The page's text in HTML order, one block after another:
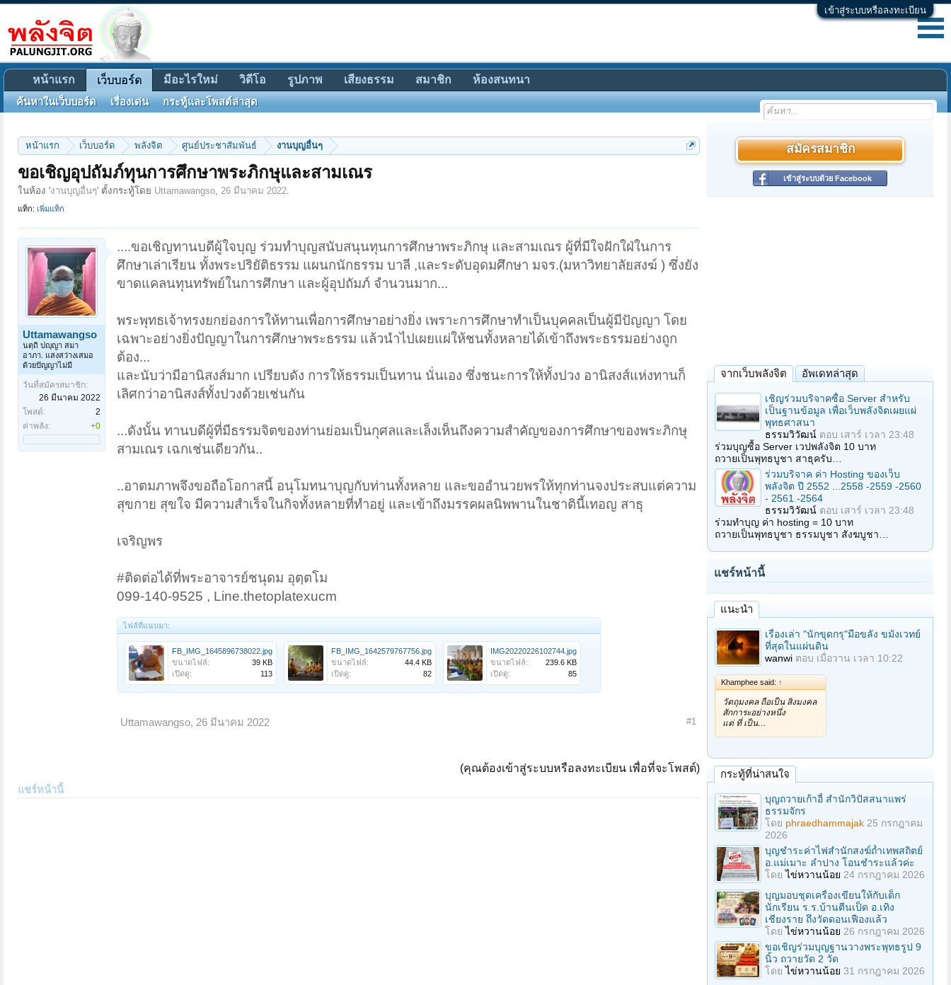
เข้าสู่ระบบหรือลงทะเบียน
หน้าแรก เว็บบอร์ด พลังจิต ศูนย์ประชาสัมพันธ์ งานบุญอื่นๆ
ขอเชิญอุปถัมภ์ทุนการศึกษาพระภิกษุและสามเณร
ในห้อง 'งานบุญอื่นๆ' ตั้งกระทู้โดย Uttamawangso, 26 มีนาคม 2022.
แท็ก: เพิ่มแท็ก
Uttamawangso
นตฺถิ ปญฺญา สมา
อาภา. แสงสว่างเสมอ
ด้วยปัญญาไม่มี
วันที่สมัครสมาชิก:
26 มีนาคม 2022
โพสต์:
2
ค่าพลัง:
+0
....ขอเชิญทานบดีผู้ใจบุญ ร่วมทำบุญสนับสนุนทุนการศึกษาพระภิกษุ และสามเณร ผู้ที่มีใจฝักใฝ่ในการ
ศึกษาเล่าเรียน ทั้งพระปริยัติธรรม แผนกนักธรรม บาลี ,และระดับอุดมศึกษา มจร.(มหาวิทยาลัยสงฆ์ ) ซึ่งยัง
ขาดแคลนทุนทรัพย์ในการศึกษา และผู้อุปถัมภ์ จำนวนมาก...
พระพุทธเจ้าทรงยกย่องการให้ทานเพื่อการศึกษาอย่างยิ่ง เพราะการศึกษาทำเป็นบุคคลเป็นผู้มีปัญญา โดย
เฉพาะอย่างยิ่งปัญญาในการศึกษาพระธรรม แล้วนำไปเผยแผ่ให้ชนทั้งหลายได้เข้าถึงพระธรรมอย่างถูก
ต้อง...
และนับว่ามีอานิสงส์มาก เปรียบดัง การให้ธรรมเป็นทาน นั่นเอง ซึ่งชนะการให้ทั้งปวง อานิสงส์แห่งทานก็
เลิศกว่าอานิสงส์ทั้งปวงด้วยเช่นกัน
...ดังนั้น ทานบดีผู้ที่มีธรรมจิตของท่านย่อมเป็นกุศลและเล็งเห็นถึงความสำคัญของการศึกษาของพระภิกษุ
สามเณร เฉกเช่นเดียวกัน..
..อาตมภาพจึงขอถือโอกาสนี้ อนุโมทนาบุญกับท่านทั้งหลาย และขออำนวยพรให้ทุกท่านจงประสบแต่ความ
สุขกาย สุขใจ มีความสำเร็จในกิจทั้งหลายที่ทำอยู่ และเข้าถึงมรรคผลนิพพานในชาตินี้เทอญ สาธุ
เจริญพร
#ติดต่อได้ที่พระอาจารย์ชนุดม อุตฺตโม
099-140-9525 , Line.thetoplatexucm
ไฟล์ที่แนบมา:
FB_IMG_1645896738022.jpg
ขนาดไฟล์:
39 KB
เปิดดู:
113
FB_IMG_1642579767756.jpg
ขนาดไฟล์:
44.4 KB
เปิดดู:
82
IMG20220226102744.jpg
ขนาดไฟล์:
239.6 KB
เปิดดู:
85
Uttamawangso, 26 มีนาคม 2022 #1
(คุณต้องเข้าสู่ระบบหรือลงทะเบียน เพื่อที่จะโพสต์)
แชร์หน้านี้
สมัครสมาชิก
เข้าสู่ระบบด้วย Facebook
จากเว็บพลังจิต อัพเดทล่าสุด
เชิญร่วมบริจาคซื้อ Server สำหรับ
เป็นฐานข้อมูล เพื่อเว็บพลังจิตเผยแผ่
พุทธศาสนา
ธรรมวิวัฒน์ ตอบ เสาร์ เวลา 23:48
ร่วมบุญซื้อ Server เวปพลังจิต 10 บาท
ถวายเป็นพุทธบูชา สาธุครับ…
ร่วมบริจาค ค่า Hosting ของเว็บ
พลังจิต ปี 2552 ...2558 -2559 -2560
- 2561 -2564
ธรรมวิวัฒน์ ตอบ เสาร์ เวลา 23:48
ร่วมทำบุญ ค่า hosting = 10 บาท
ถวายเป็นพุทธบูชา ธรรมบูชา สังฆบูชา…
แชร์หน้านี้
แนะนำ
เรื่องเล่า "นักขุดกรุ"มือขลัง ขมังเวทย์
ที่สุดในแผ่นดิน
wanwi ตอบ เมื่อวาน เวลา 10:22
Khamphee said: ↑
วัตถุมงคล ถือเป็น สิ่งมงคล
สักการะอย่างหนึ่ง
แต่ ที่ เป็น…
กระทู้ที่น่าสนใจ
บุญถวายเก้าอี้ สำนักวิปัสสนาแพร่
ธรรมจักร
โดย phraedhammajak 25 กรกฎาคม
2026
บุญชำระค่าไฟสำนักสงฆ์ถ้ำเทพสถิตย์
อ.แม่เมาะ ลำปาง โอนชำระแล้วค่ะ
โดยไข่หวานน้อย 24 กรกฎาคม 2026
บุญมอบชุดเครื่องเขียนให้กับเด็ก
นักเรียน ร.ร.บ้านตีนเป็ด อ.เทิง
เชียงราย ถึงวัดดอนเฟืองแล้ว
โดยไข่หวานน้อย 26 กรกฎาคม 2026
ขอเชิญร่วมบุญฐานวางพระพุทธรูป 9
นิ้ว ถวายวัด 2 วัด
โดยไข่หวานน้อย 31 กรกฎาคม 2026
หน้าแรก เว็บบอร์ด
ค้นหาในเว็บบอร์ด เรื่องเด่น กระทู้และโพสต์ล่าสุด
มีอะไรใหม่ วิดีโอ รูปภาพ เสียงธรรม สมาชิก ห้องสนทนา